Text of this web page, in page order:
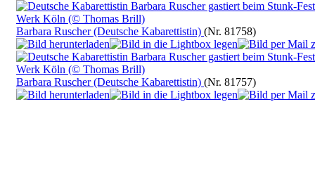
Barbara Ruscher (Deutsche Kabarettistin) (Nr. 81758)
Barbara Ruscher (Deutsche Kabarettistin) (Nr. 81757)